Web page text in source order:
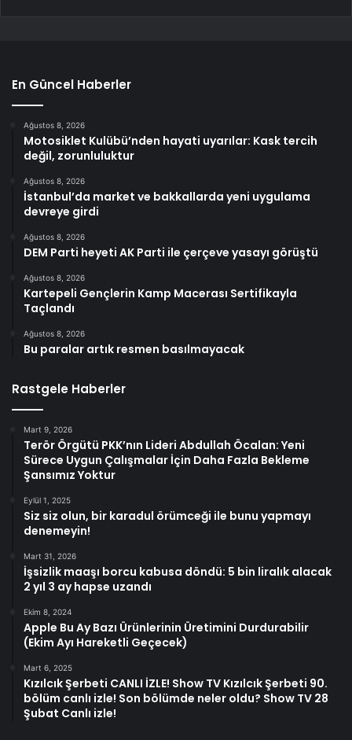
En Güncel Haberler
Ağustos 8, 2026
Motosiklet Kulübü’nden hayati uyarılar: Kask tercih
değil, zorunluluktur
Ağustos 8, 2026
İstanbul’da market ve bakkallarda yeni uygulama
devreye girdi
Ağustos 8, 2026
DEM Parti heyeti AK Parti ile çerçeve yasayı görüştü
Ağustos 8, 2026
Kartepeli Gençlerin Kamp Macerası Sertifikayla
Taçlandı
Ağustos 8, 2026
Bu paralar artık resmen basılmayacak
Rastgele Haberler
Mart 9, 2026
Terör Örgütü PKK’nın Lideri Abdullah Öcalan: Yeni
Sürece Uygun Çalışmalar İçin Daha Fazla Bekleme
Şansımız Yoktur
Eylül 1, 2025
Siz siz olun, bir karadul örümceği ile bunu yapmayı
denemeyin!
Mart 31, 2026
İşsizlik maaşı borcu kabusa döndü: 5 bin liralık alacak
2 yıl 3 ay hapse uzandı
Ekim 8, 2024
Apple Bu Ay Bazı Ürünlerinin Üretimini Durdurabilir
(Ekim Ayı Hareketli Geçecek)
Mart 6, 2025
Kızılcık Şerbeti CANLI İZLE! Show TV Kızılcık Şerbeti 90.
bölüm canlı izle! Son bölümde neler oldu? Show TV 28
Şubat Canlı izle!